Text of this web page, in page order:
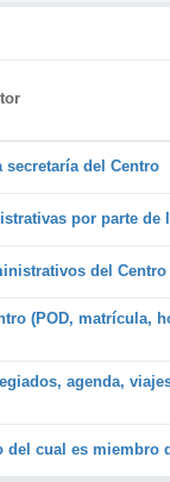
del Centro
por parte de
del Centro
(POD, matrícula,
agenda,
del cual es miembro